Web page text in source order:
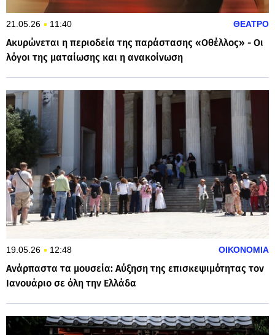
21.05.26 11:40 ΘΕΑΤΡΟ
Ακυρώνεται η περιοδεία της παράστασης «Οθέλλος» - Οι
λόγοι της ματαίωσης και η ανακοίνωση
19.05.26 12:48 ΟΙΚΟΝΟΜΙΑ
Ανάρπαστα τα μουσεία: Αύξηση της επισκεψιμότητας τον
Ιανουάριο σε όλη την Ελλάδα